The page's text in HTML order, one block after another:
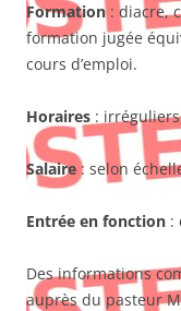
Formation : diacre,
formation jugée
cours d’emploi.
Horaires :
Salaire : selon
Entrée en fonction :
Des informations
auprès du pasteur